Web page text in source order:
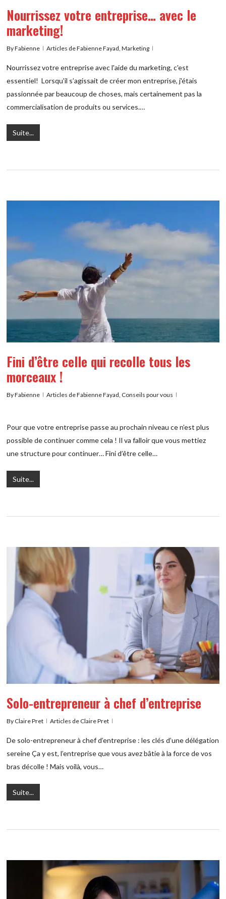
Nourrissez votre entreprise… avec le
marketing!
ByFabienne Articles de Fabienne Fayad ,Marketing
Nourrissez votre entreprise avec l'aide du marketing, c'est
essentiel! Lorsqu'il s’agissait de créer mon entreprise, j'étais
passionnée par beaucoup de choses, mais certainement pas la
commercialisation de produits ou services.…
Suite...
Fini d’être celle qui recolle tous les
morceaux !
ByFabienne Articles de Fabienne Fayad Conseils pour vous
Pour que votre entreprise passe au prochain niveau ce n’est plus
possible de continuer comme cela ! Il va falloir que vous mettiez
une structure pour continuer… Fini d’être celle…
Suite...
Solo-entrepreneur à chef d’entreprise
By Claire Pret Articles de Claire Pret
De solo-entrepreneur à chef d’entreprise : les clés d’une délégation
sereine Ça y est, l’entreprise que vous avez bâtie à la force de vos
bras décolle ! Mais voilà, vous…
Suite...